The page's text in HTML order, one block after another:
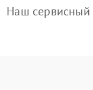
Наш сервисный